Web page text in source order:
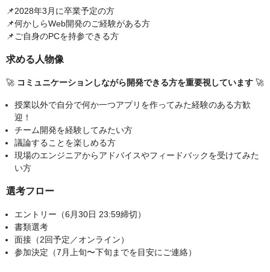
📌2028年3月に卒業予定の方
📌何かしらWeb開発のご経験がある方
📌ご自身のPCを持参できる方
求める人物像
🚀 コミュニケーションしながら開発できる方を重要視しています 🚀
授業以外で自分で何か一つアプリを作ってみた経験のある方歓
迎！
チーム開発を経験してみたい方
議論することを楽しめる方
現場のエンジニアからアドバイスやフィードバックを受けてみた
い方
選考フロー
エントリー（6月30日 23:59締切）
書類選考
面接（2回予定／オンライン）
参加決定（7月上旬〜下旬までを目安にご連絡）